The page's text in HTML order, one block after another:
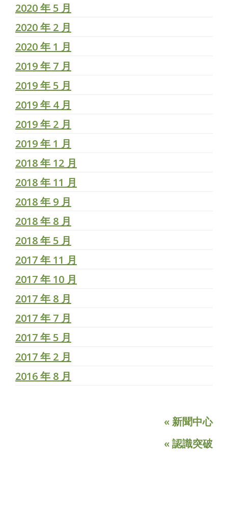
2020 年 5 月
2020 年 2 月
2020 年 1 月
2019 年 7 月
2019 年 5 月
2019 年 4 月
2019 年 2 月
2019 年 1 月
2018 年 12 月
2018 年 11 月
2018 年 9 月
2018 年 8 月
2018 年 5 月
2017 年 11 月
2017 年 10 月
2017 年 8 月
2017 年 7 月
2017 年 5 月
2017 年 2 月
2016 年 8 月
« 新聞中心
« 認識突破